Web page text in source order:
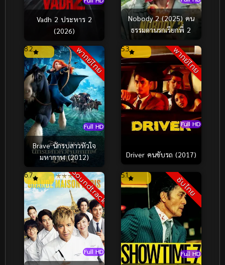
Vadh 2 ประหาร 2
(2026)
Nobody 2 (2025) คน
ธรรมดานรกเรียกพี่ 2
พากย์ไทย
Full HD
8.2
Brave นักรบสาวหัวใจ
มหากาฬ (2012)
พากย์ไทย
Full HD
5.3
Driver คนขับรถ (2017)
Soundtrack
Full HD
6.7 ซับไทย
Full HD
5.1